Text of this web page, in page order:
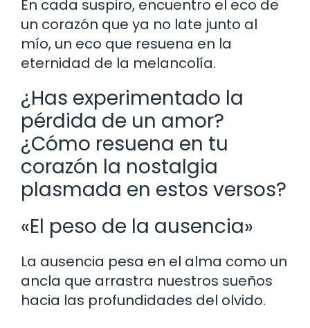
En cada suspiro, encuentro el eco de
un corazón que ya no late junto al
mío, un eco que resuena en la
eternidad de la melancolía.
¿Has experimentado la
pérdida de un amor?
¿Cómo resuena en tu
corazón la nostalgia
plasmada en estos versos?
«El peso de la ausencia»
La ausencia pesa en el alma como un
ancla que arrastra nuestros sueños
hacia las profundidades del olvido.